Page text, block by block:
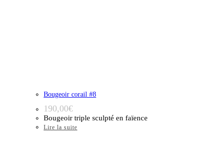
Bougeoir corail #8
190,00€
Bougeoir triple sculpté en faïence
Lire la suite